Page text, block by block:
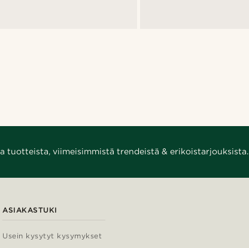
tuotteista, viimeisimmistä trendeistä & erikoistarjouksista.
ASIAKASTUKI
Usein kysytyt kysymykset